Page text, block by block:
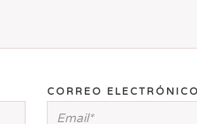
CORREO